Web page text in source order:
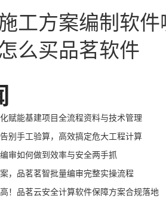
工方案编制软
么买品茗软件​
赋能基建项目全流程资料与技术管理
别手工验算，高效搞定危大工程计算
审如何做到效率与安全两手抓
，品茗茗智批量编审完整实操流程
！品茗云安全计算软件保障方案合规落地